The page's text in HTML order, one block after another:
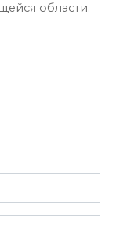
области.